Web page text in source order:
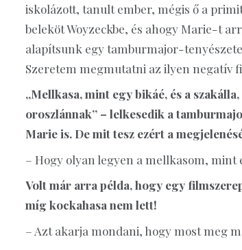
iskolázott, tanult ember, mégis ő a
beleköt Woyzeckbe, és ahogy Marie-t
alapítsunk egy tamburmajor-
Szeretem megmutatni az ilyen negatív
„Mellkasa, mint egy bikáé, és a
oroszlánnak” – lelkesedik a
Marie is. De mit tesz ezért a
– Hogy olyan legyen a mellkasom, mint
Volt már arra példa, hogy egy
míg kockahasa nem lett!
– Azt akarja mondani, hogy most meg